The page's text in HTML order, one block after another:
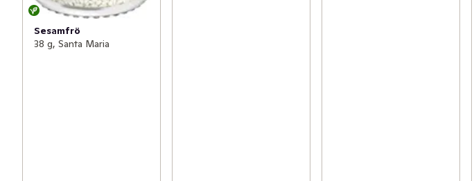
Sesamfrö
38 g, Santa Maria